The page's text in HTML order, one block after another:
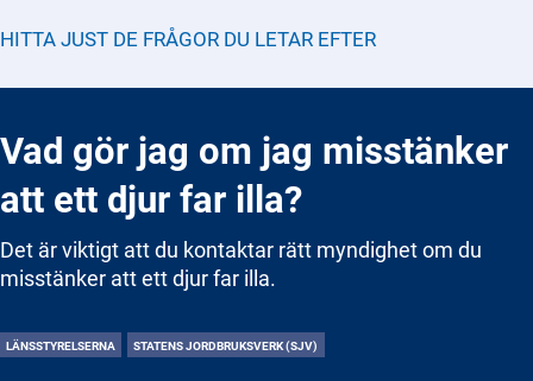
HITTA JUST DE FRÅGOR DU LETAR EFTER
Vad gör jag om jag misstänker
att ett djur far illa?
Det är viktigt att du kontaktar rätt myndighet om du
misstänker att ett djur far illa.
LÄNSSTYRELSERNA STATENS JORDBRUKSVERK (SJV)